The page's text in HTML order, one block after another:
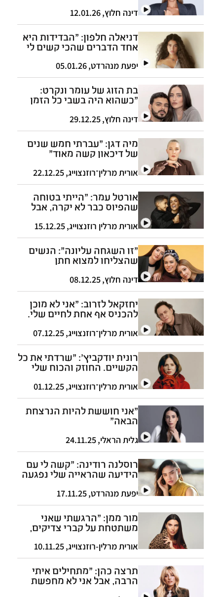
דינה חלוץ,
12.01.26
דניאלה חלפון: "הבדידות היא
אחד הדברים שהכי קשים לי
יפעת מנהרדט,
05.01.26
בת הזוג של עומר ונקרט:
"כשהוא היה בשבי כל הזמן
את אהבת חיי"
דינה חלוץ,
29.12.25
מיה דגן: "עברתי חמש שנים
של דיכאון קשה מאוד"
אורית מרלין־רוזנצוייג,
22.12.25
אורטל עמר: "הייתי בטוחה
שהפיוס כבר לא יקרה, אבל
אורית מרלין רוזנצוייג,
15.12.25
"זו השגחה עליונה": הנשים
שהצליחו למצוא חתן
דינה חלוץ,
08.12.25
יחזקאל לזרוב: "אני לא מוכן
להכניס אף אחת לחיים שלי.
אורית מרלין־רוזנצוייג,
07.12.25
רונית יודקביץ': "שרדתי את כל
הקשיים. החוזק והכוח שלי
הובילו אותי"
אורית מרלין־רוזנצוייג,
01.12.25
"אני חוששת להיות הנרצחת
הבאה"
גלית הראלי,
24.11.25
רוסלנה רודינה: "קשה לי עם
הידיעה שהראייה שלי נפגעה
יפעת מנהרדט,
17.11.25
מור ממן: "הרגשתי שאני
משתטחת על קברי צדיקים,
אבל מקבלת פיצוצים מהחיים"
אורית מרלין-רוזנצוייג,
10.11.25
תרצה כהן: "מתחילים איתי
הרבה, אבל אני לא מחפשת